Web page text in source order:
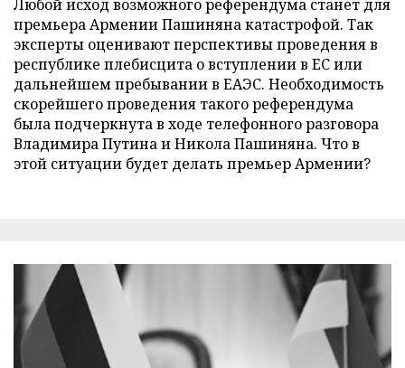
Любой исход возможного референдума станет для
премьера Армении Пашиняна катастрофой. Так
эксперты оценивают перспективы проведения в
республике плебисцита о вступлении в ЕС или
дальнейшем пребывании в ЕАЭС. Необходимость
скорейшего проведения такого референдума
была подчеркнута в ходе телефонного разговора
Владимира Путина и Никола Пашиняна. Что в
этой ситуации будет делать премьер Армении?